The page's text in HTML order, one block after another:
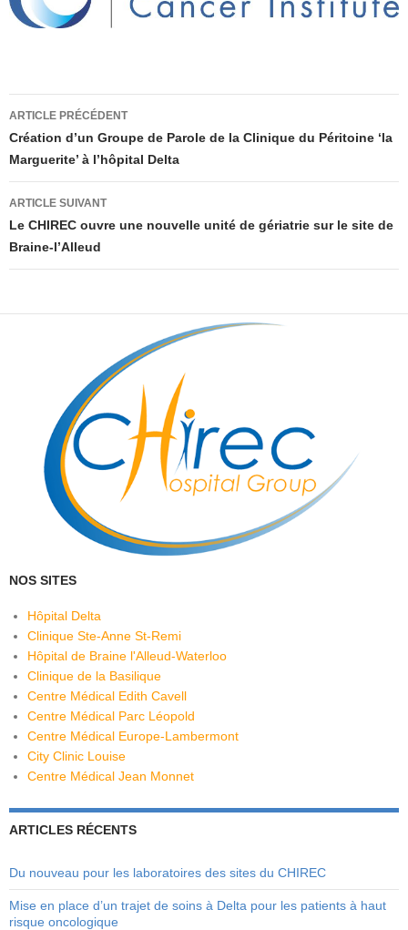
Navigation
des
articles
ARTICLE PRÉCÉDENT
Création d’un Groupe de Parole de la Clinique du Péritoine ‘la
Marguerite’ à l’hôpital Delta
ARTICLE SUIVANT
Le CHIREC ouvre une nouvelle unité de gériatrie sur le site de
Braine-l’Alleud
NOS SITES
Hôpital Delta
Clinique Ste-Anne St-Remi
Hôpital de Braine l'Alleud-Waterloo
Clinique de la Basilique
Centre Médical Edith Cavell
Centre Médical Parc Léopold
Centre Médical Europe-Lambermont
City Clinic Louise
Centre Médical Jean Monnet
ARTICLES RÉCENTS
Du nouveau pour les laboratoires des sites du CHIREC
Mise en place d’un trajet de soins à Delta pour les patients à haut
risque oncologique